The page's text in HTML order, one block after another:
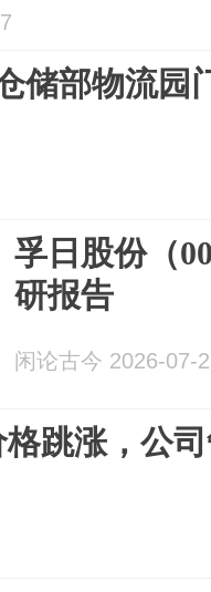
储部物流园
孚日股份（
研报告
闲论古今 2026-07-
跳涨，公